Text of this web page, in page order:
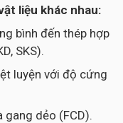
liệu khác nhau:
bình đến thép hợp
SKS).
luyện với độ cứng
gang dẻo (FCD).